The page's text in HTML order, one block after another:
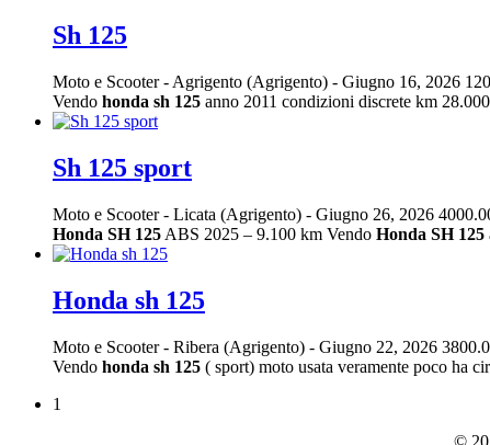
Sh 125
Moto e Scooter- Agrigento (Agrigento) - Giugno 16, 2026
Vendo honda sh 125 anno 2011 condizioni discrete km 28.000
Sh 125 sport
Moto e Scooter- Licata (Agrigento) - Giugno 26, 2026
Honda SH 125 ABS 2025 – 9.100 km Vendo Honda SH 125
Honda sh 125
Moto e Scooter- Ribera (Agrigento) - Giugno 22, 2026
Vendo honda sh 125 ( sport) moto usata veramente poco ha
1
©